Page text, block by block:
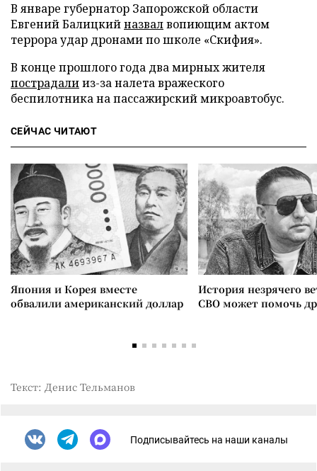
В январе губернатор Запорожской области
Евгений Балицкийназвалвопиющим актом
террора удар дронами по школе «Скифия».
В конце прошлого года два мирных жителя
пострадалииз-за налета вражеского
беспилотника на пассажирский микроавтобус.
СЕЙЧАС ЧИТАЮТ
Япония и Корея вместе
обвалили американский доллар
История незрячего
СВО может помочь
Текст: Денис Тельманов
Подписывайтесь на наши каналы